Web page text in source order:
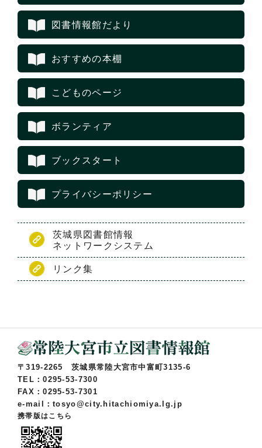
図書情報館だより
おすすめの本棚
こどものページ
ボランティア
ブックスタート
プライバシーポリシー
茨城県図書館情報
ネットワークシステム
リンク集
〒319-2265 茨城県常陸大宮市中富町3135-6
TEL：0295-53-7300
FAX：0295-53-7301
e-mail：tosyo@city.hitachiomiya.lg.jp
携帯版はこちら